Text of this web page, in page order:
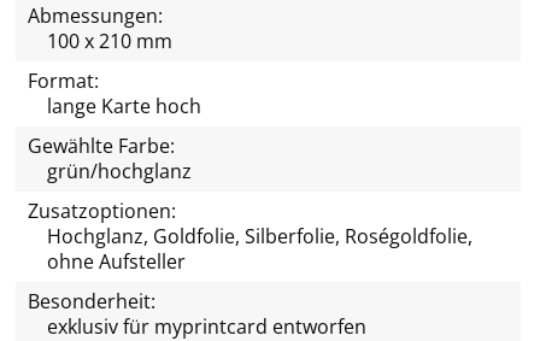
Abmessungen:
100 x 210 mm
Format:
lange Karte hoch
Gewählte Farbe:
grün/hochglanz
Zusatzoptionen:
Hochglanz, Goldfolie, Silberfolie, Roségoldfolie,
ohne Aufsteller
Besonderheit:
exklusiv für myprintcard entworfen